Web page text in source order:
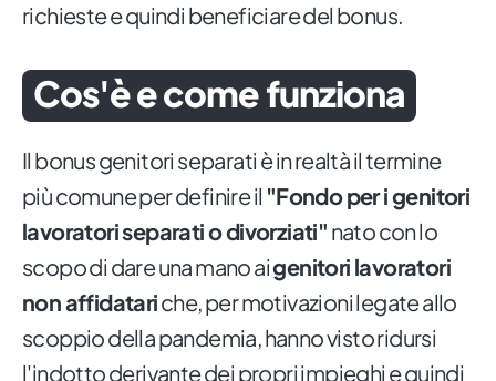
richieste e quindi beneficiare del bonus.
Cos'è e come funziona
Il bonus genitori separati è in realtà il termine
più comune per definire il "Fondo per i genitori
lavoratori separati o divorziati" nato con lo
scopo di dare una mano aigenitori lavoratori
non affidatariche, per motivazioni legate allo
scoppio della pandemia, hanno visto ridursi
l'indotto derivante dei propri impieghi e quindi